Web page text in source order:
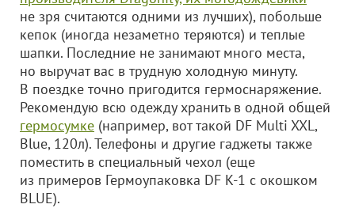
не зря считаются одними из лучших), побольше
кепок (иногда незаметно теряются) и теплые
шапки. Последние не занимают много места,
но выручат вас в трудную холодную минуту.
В поездке точно пригодится гермоснаряжение.
Рекомендую всю одежду хранить в одной общей
гермосумке (например, вот такой DF Multi XXL,
Blue, 120л). Телефоны и другие гаджеты также
поместить в специальный чехол (еще
из примеров Гермоупаковка DF K-1 с окошком
BLUE).